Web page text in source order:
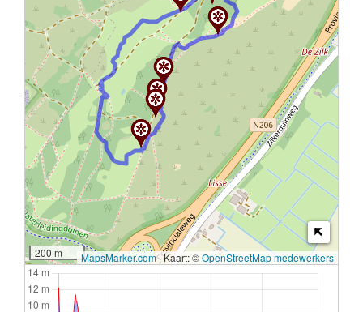
200 m MapsMarker.com|Kaart: ©OpenStreetMap medewerkers